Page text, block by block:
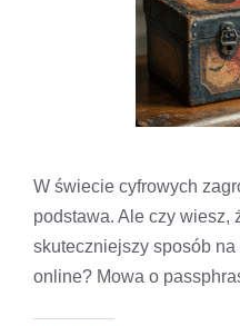
W świecie cyfrowych
podstawa. Ale czy wiesz,
skuteczniejszy sposób
online? Mowa o